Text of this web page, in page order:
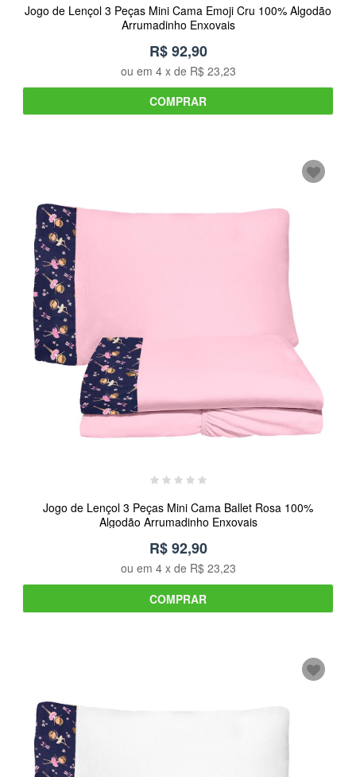
Jogo de Lençol 3 Peças Mini Cama Emoji Cru 100% Algodão
Arrumadinho Enxovais
R$ 92,90
ou em 4x de R$ 23,23
COMPRAR
Jogo de Lençol 3 Peças Mini Cama Ballet Rosa 100%
Algodão Arrumadinho Enxovais
R$ 92,90
ou em 4x de R$ 23,23
COMPRAR